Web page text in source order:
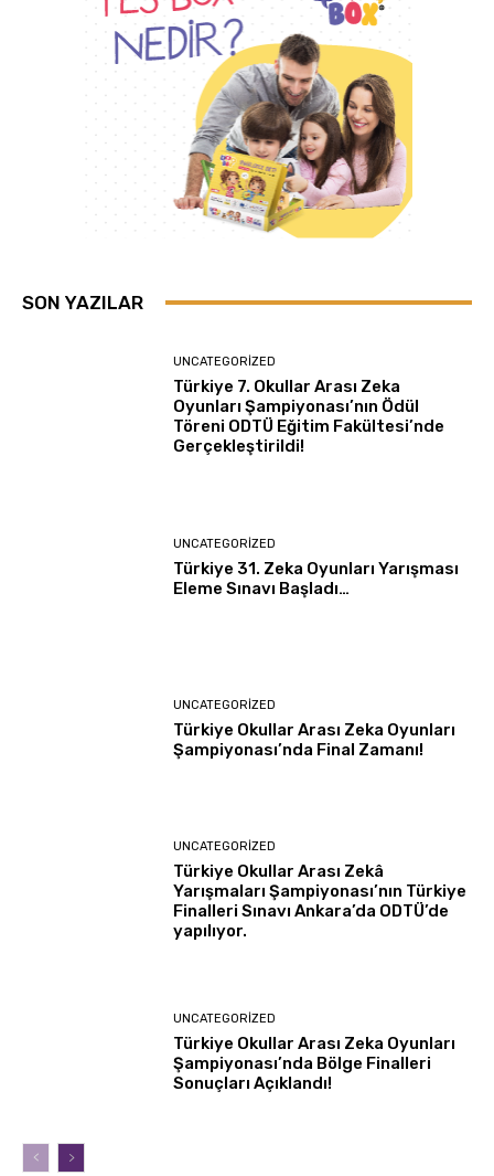
SON YAZILAR
UNCATEGORIZED
Türkiye 7. Okullar Arası Zeka
Oyunları Şampiyonası’nın Ödül
Töreni ODTÜ Eğitim Fakültesi’nde
Gerçekleştirildi!
UNCATEGORIZED
Türkiye 31. Zeka Oyunları Yarışması
Eleme Sınavı Başladı…
UNCATEGORIZED
Türkiye Okullar Arası Zeka Oyunları
Şampiyonası’nda Final Zamanı!
UNCATEGORIZED
Türkiye Okullar Arası Zekâ
Yarışmaları Şampiyonası’nın Türkiye
Finalleri Sınavı Ankara’da ODTÜ’de
yapılıyor.
UNCATEGORIZED
Türkiye Okullar Arası Zeka Oyunları
Şampiyonası’nda Bölge Finalleri
Sonuçları Açıklandı!